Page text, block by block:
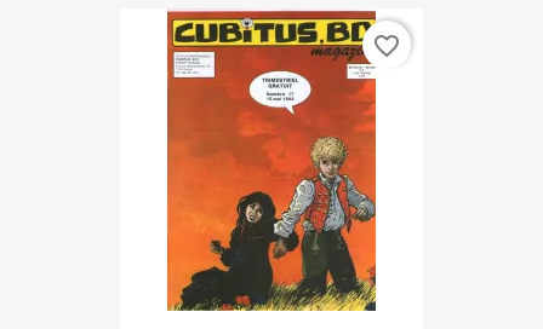
favorite_border